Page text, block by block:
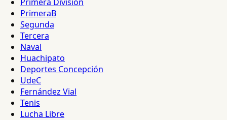
PrimeraB
Segunda
Tercera
Naval
Huachipato
Deportes Concepción
UdeC
Fernández Vial
Tenis
Lucha Libre